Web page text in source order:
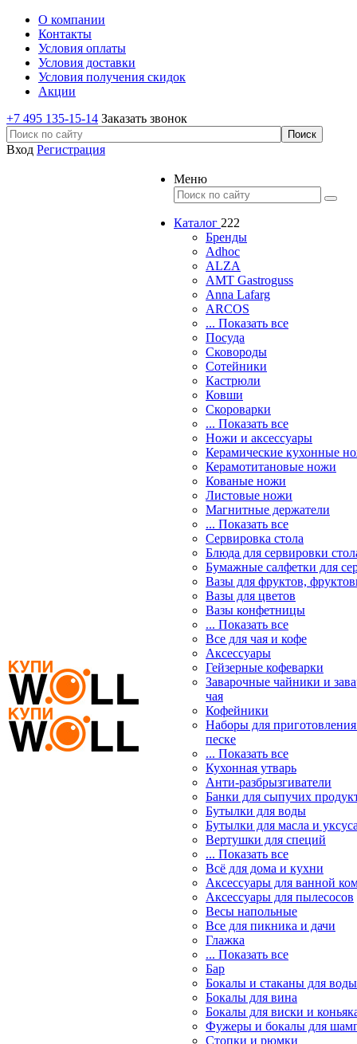
О компании
Контакты
Условия оплаты
Условия доставки
Условия получения скидок
Акции
+7 495 135-15-14 Заказать звонок
Вход Регистрация
Меню
Каталог 222
Бренды
Adhoc
ALZA
AMT Gastroguss
Anna Lafarg
ARCOS
... Показать все
Посуда
Сковороды
Сотейники
Кастрюли
Ковши
Скороварки
... Показать все
Ножи и аксессуары
Керамические кухонные
Керамотитановые ножи
Кованые ножи
Листовые ножи
Магнитные держатели
... Показать все
Сервировка стола
Блюда для сервировки
Бумажные салфетки для
Вазы для фруктов,
Вазы для цветов
Вазы конфетницы
... Показать все
Все для чая и кофе
Аксессуары
Гейзерные кофеварки
Заварочные чайники и
чая
Кофейники
Наборы для
песке
... Показать все
Кухонная утварь
Анти-разбрызгиватели
Банки для сыпучих
Бутылки для воды
Бутылки для масла и
Вертушки для специй
... Показать все
Всё для дома и кухни
Аксессуары для ванной
Аксессуары для пылесосов
Весы напольные
Все для пикника и дачи
Глажка
... Показать все
Бар
Бокалы и стаканы для воды
Бокалы для вина
Бокалы для виски и
Фужеры и бокалы для
Стопки и рюмки